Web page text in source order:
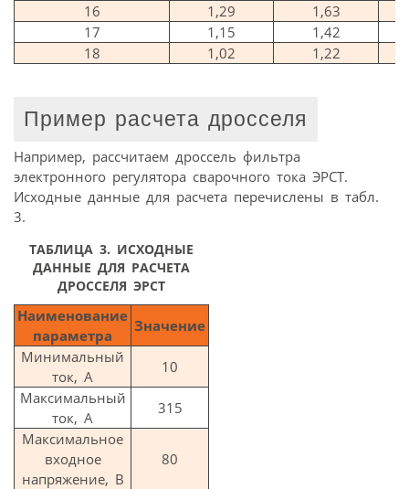
16
1,29
1,63
17
1,15
1,42
18
1,02 1,22
Пример расчета дросселя
Например, рассчитаем дроссель фильтра
электронного регулятора сварочного тока ЭРСТ.
Исходные данные для расчета перечислены в табл.
3.
ТАБЛИЦА 3. ИСХОДНЫЕ
ДАННЫЕ ДЛЯ РАСЧЕТА
ДРОССЕЛЯ ЭРСТ
Наименование
параметра
Значение
Минимальный
ток, А
10
Максимальный
ток, А
315
Максимальное
входное
напряжение, В
80